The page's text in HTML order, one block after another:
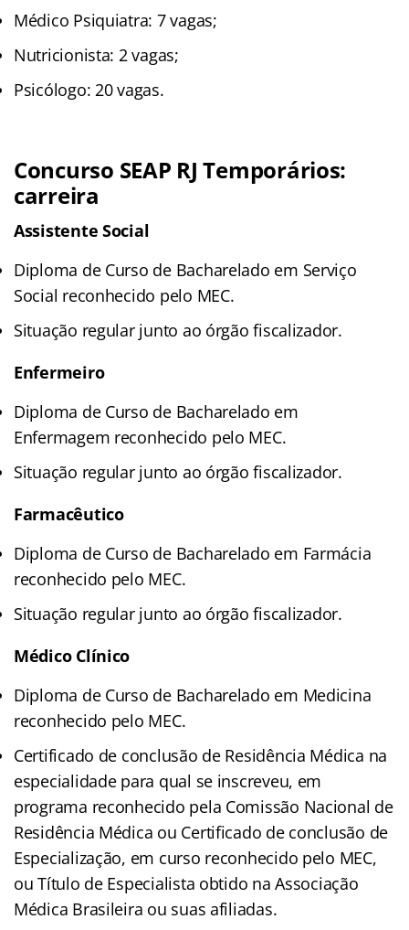
Médico Psiquiatra: 7 vagas;
Nutricionista: 2 vagas;
Psicólogo: 20 vagas.
Concurso SEAP RJ Temporários:
carreira
Assistente Social
Diploma de Curso de Bacharelado em Serviço
Social reconhecido pelo MEC.
Situação regular junto ao órgão fiscalizador.
Enfermeiro
Diploma de Curso de Bacharelado em
Enfermagem reconhecido pelo MEC.
Situação regular junto ao órgão fiscalizador.
Farmacêutico
Diploma de Curso de Bacharelado em Farmácia
reconhecido pelo MEC.
Situação regular junto ao órgão fiscalizador.
Médico Clínico
Diploma de Curso de Bacharelado em Medicina
reconhecido pelo MEC.
Certificado de conclusão de Residência Médica na
especialidade para qual se inscreveu, em
programa reconhecido pela Comissão Nacional de
Residência Médica ou Certificado de conclusão de
Especialização, em curso reconhecido pelo MEC,
ou Título de Especialista obtido na Associação
Médica Brasileira ou suas afiliadas.